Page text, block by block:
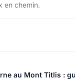
en chemin.
au Mont Titlis :